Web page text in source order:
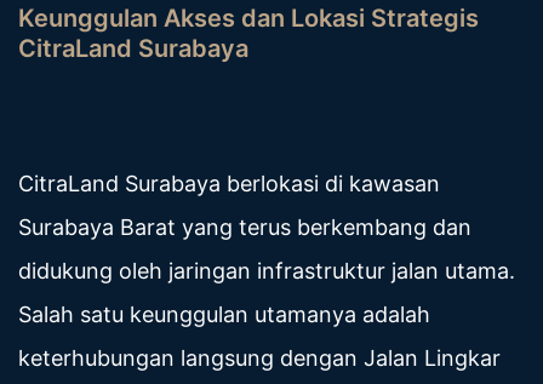
Keunggulan Akses dan Lokasi Strategis
CitraLand Surabaya
CitraLand Surabaya berlokasi di kawasan
Surabaya Barat yang terus berkembang dan
didukung oleh jaringan infrastruktur jalan utama.
Salah satu keunggulan utamanya adalah
keterhubungan langsung dengan Jalan Lingkar